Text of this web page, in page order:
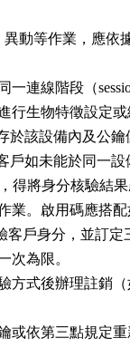
動等作業，應依
一連線階段（
進行生物特徵設定
存於該設備內及公
客戶如未能於同一
，得將身分核驗結
作業。啟用碼應搭
驗客戶身分，並訂
次為限。
驗方式後辦理註銷
鑰或依第三點規定